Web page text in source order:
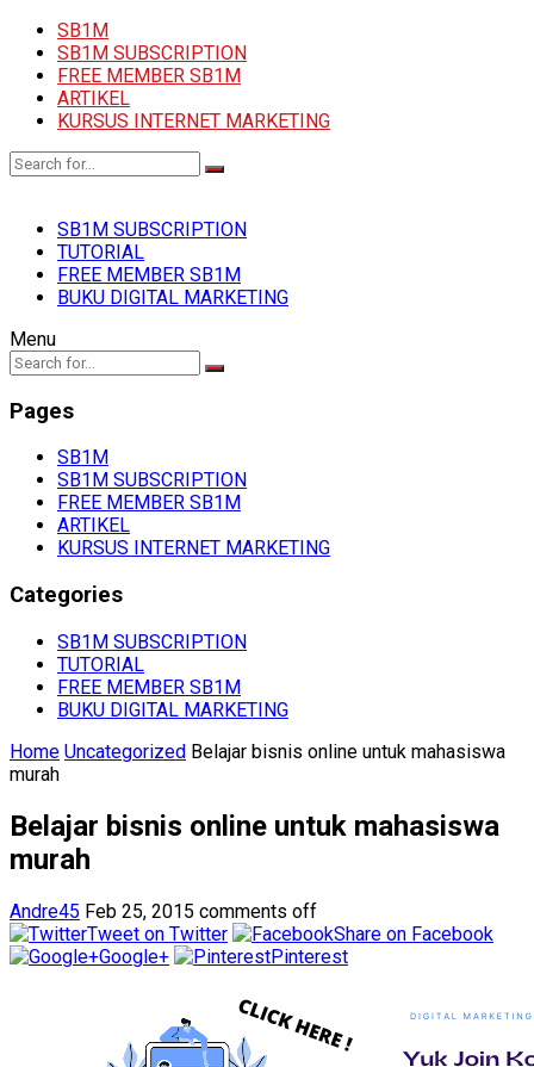
SB1M
SB1M SUBSCRIPTION
FREE MEMBER SB1M
ARTIKEL
KURSUS INTERNET MARKETING
SB1M SUBSCRIPTION
TUTORIAL
FREE MEMBER SB1M
BUKU DIGITAL MARKETING
Menu
Pages
SB1M
SB1M SUBSCRIPTION
FREE MEMBER SB1M
ARTIKEL
KURSUS INTERNET MARKETING
Categories
SB1M SUBSCRIPTION
TUTORIAL
FREE MEMBER SB1M
BUKU DIGITAL MARKETING
Home Uncategorized Belajar bisnis online untuk mahasiswa
murah
Belajar bisnis online untuk mahasiswa
murah
Andre45 Feb 25, 2015 comments off
Tweet on Twitter
Share on Facebook
Google+
Pinterest